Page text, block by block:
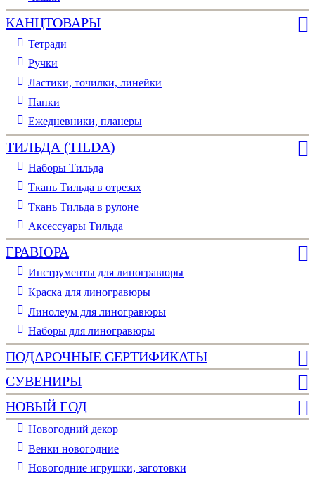
КАНЦТОВАРЫ
Тетради
Ручки
Ластики, точилки, линейки
Папки
Ежедневники, планеры
ТИЛЬДА (TILDA)
Наборы Тильда
Ткань Тильда в отрезах
Ткань Тильда в рулоне
Аксессуары Тильда
ГРАВЮРА
Инструменты для линогравюры
Краска для линогравюры
Линолеум для линогравюры
Наборы для линогравюры
ПОДАРОЧНЫЕ СЕРТИФИКАТЫ
СУВЕНИРЫ
НОВЫЙ ГОД
Новогодний декор
Венки новогодние
Новогодние игрушки, заготовки